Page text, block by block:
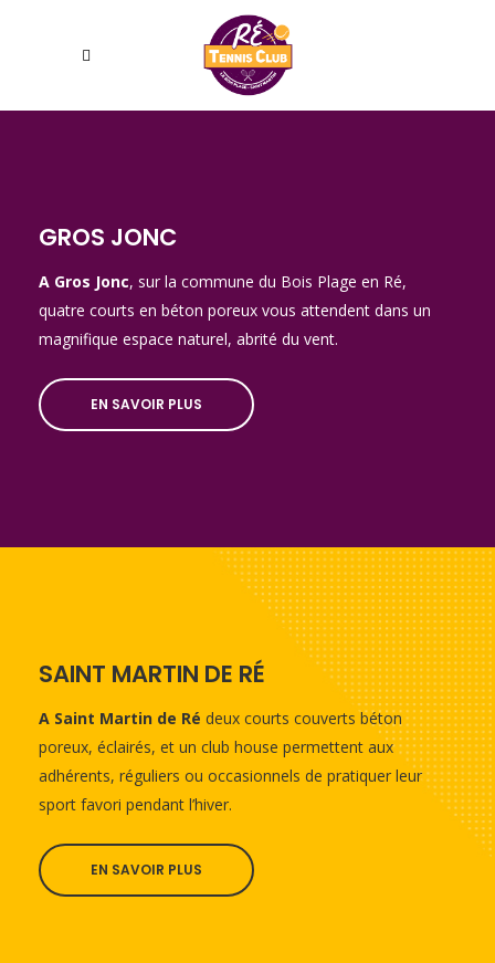
GROS JONC
A Gros Jonc, sur la commune du Bois Plage en Ré,
quatre courts en béton poreux vous attendent dans un
magnifique espace naturel, abrité du vent.
EN SAVOIR PLUS
SAINT MARTIN DE RÉ
A Saint Martin de Ré deux courts couverts béton
poreux, éclairés, et un club house permettent aux
adhérents, réguliers ou occasionnels de pratiquer leur
sport favori pendant l’hiver.
EN SAVOIR PLUS